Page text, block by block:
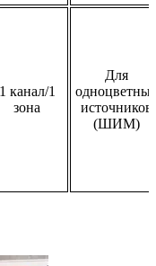
1 канал/1
зона
Для
источников
(ШИМ)